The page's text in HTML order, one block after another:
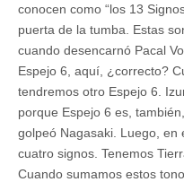
conocen como “los 13
puerta de la tumba. Estas
cuando desencarnó Pacal
Espejo 6, aquí, ¿correcto?
tendremos otro Espejo 6.
porque Espejo 6 es,
golpeó Nagasaki. Luego, en
cuatro signos. Tenemos
Cuando sumamos estos